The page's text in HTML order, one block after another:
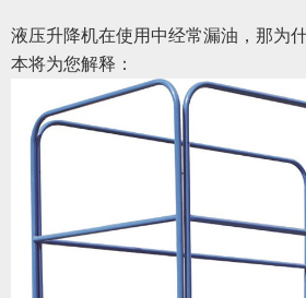
液压升降机在使用中经常漏油，那为
本将为您解释：